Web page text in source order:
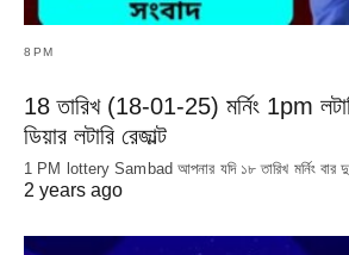
8PM
18 তারিখ (18-01-25) মর্নিং 1pm
ডিয়ার লটারি রেজাল্ট
1 PM lottery Sambad আপনার যদি ১৮ তারিখ মর্নিং বার
2 years ago